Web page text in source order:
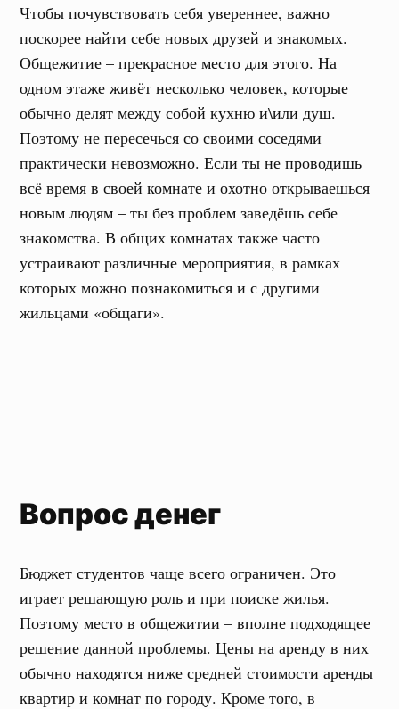
Чтобы почувствовать себя увереннее, важно
поскорее найти себе новых друзей и знакомых.
Общежитие – прекрасное место для этого. На
одном этаже живёт несколько человек, которые
обычно делят между собой кухню и\или душ.
Поэтому не пересечься со своими соседями
практически невозможно. Если ты не проводишь
всё время в своей комнате и охотно открываешься
новым людям – ты без проблем заведёшь себе
знакомства. В общих комнатах также часто
устраивают различные мероприятия, в рамках
которых можно познакомиться и с другими
жильцами «общаги».
Вопрос денег
Бюджет студентов чаще всего ограничен. Это
играет решающую роль и при поиске жилья.
Поэтому место в общежитии – вполне подходящее
решение данной проблемы. Цены на аренду в них
обычно находятся ниже средней стоимости аренды
квартир и комнат по городу. Кроме того, в